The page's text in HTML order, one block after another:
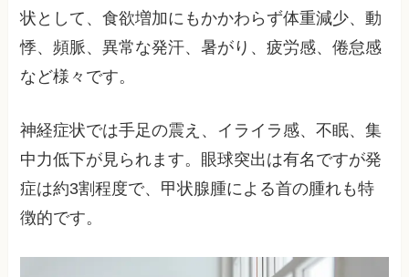
状として、食欲増加にもかかわらず体重減少、動
悸、頻脈、異常な発汗、暑がり、疲労感、倦怠感
など様々です。
神経症状では手足の震え、イライラ感、不眠、集
中力低下が見られます。眼球突出は有名ですが発
症は約3割程度で、甲状腺腫による首の腫れも特
徴的です。